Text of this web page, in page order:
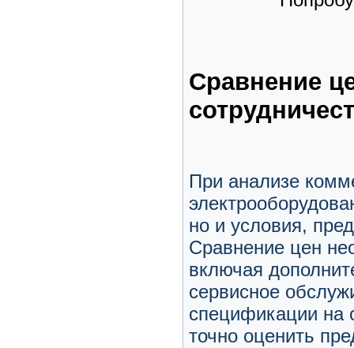
Сравнение
При анализе
но и условия,
Сравнение цен
включая
сервисное
спецификации на
точно оценить